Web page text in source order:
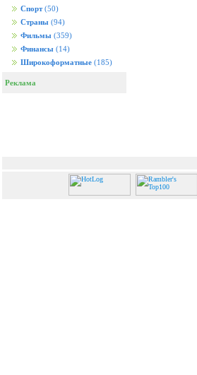
Спорт (50)
Страны (94)
Фильмы (359)
Финансы (14)
Широкоформатные (185)
Реклама